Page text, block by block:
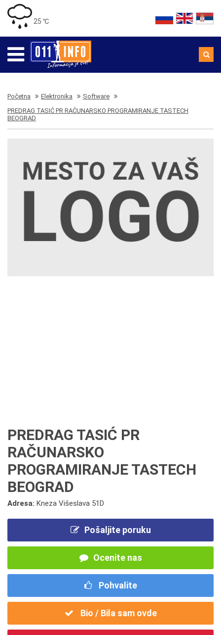
25 ℃
Početna Elektronika
Software
PREDRAG TASIĆ PR RAČUNARSKO PROGRAMIRANJE TASTECH
BEOGRAD
PREDRAG TASIĆ PR
RAČUNARSKO
PROGRAMIRANJE TASTECH
BEOGRAD
Adresa: Kneza Višeslava 51D
Pošaljite poruku
Ocenite nas
Pohvalite
Bio / Bila sam ovde